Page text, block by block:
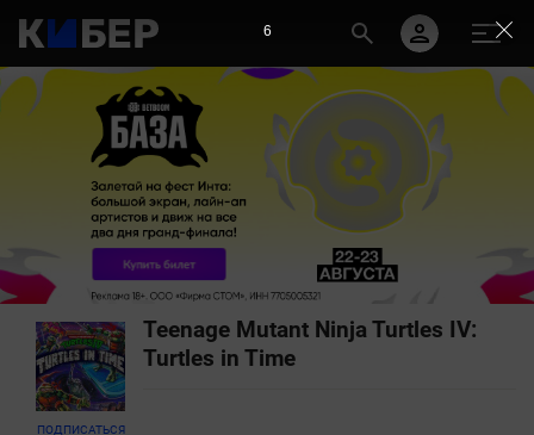
ПОДПИСАТЬСЯ
Teenage Mutant Ninja Turtles IV:
Turtles in Time
6